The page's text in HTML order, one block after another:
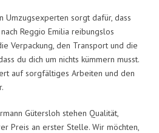
Umzugsexperten sorgt dafür, dass
Reggio Emilia reibungslos
Verpackung, den Transport und die
du dich um nichts kümmern musst.
auf sorgfältiges Arbeiten und den
Gütersloh stehen Qualität,
Preis an erster Stelle. Wir möchten,